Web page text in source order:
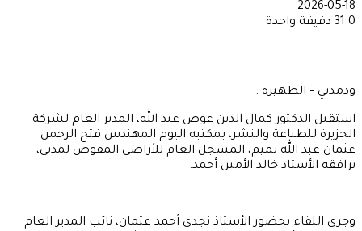
2026-05-18
0
دقيقة واحدة
ودمدني – الظهيرة :
استقبل الدكتور كمال الدين عوض عبد الله، المدير العام لشركة
الجزيرة للطباعة والنشر، بمكتبه اليوم المهندس فتح الرحمن
عثمان عبد الله تميم، المسجل العام للأراضي المفوض لمدني،
يرافقه الأستاذ خالد الأمين أحمد.
وجرى اللقاء بحضور الأستاذ نجدي أحمد عثمان، نائب المدير العام